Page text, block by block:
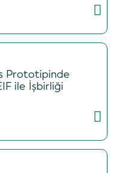
Prototipinde
ile İşbirliği